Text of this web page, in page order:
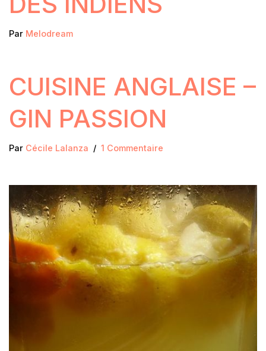
Par Melodream
CUISINE ANGLAISE –
GIN PASSION
Par Cécile Lalanza 1 Commentaire